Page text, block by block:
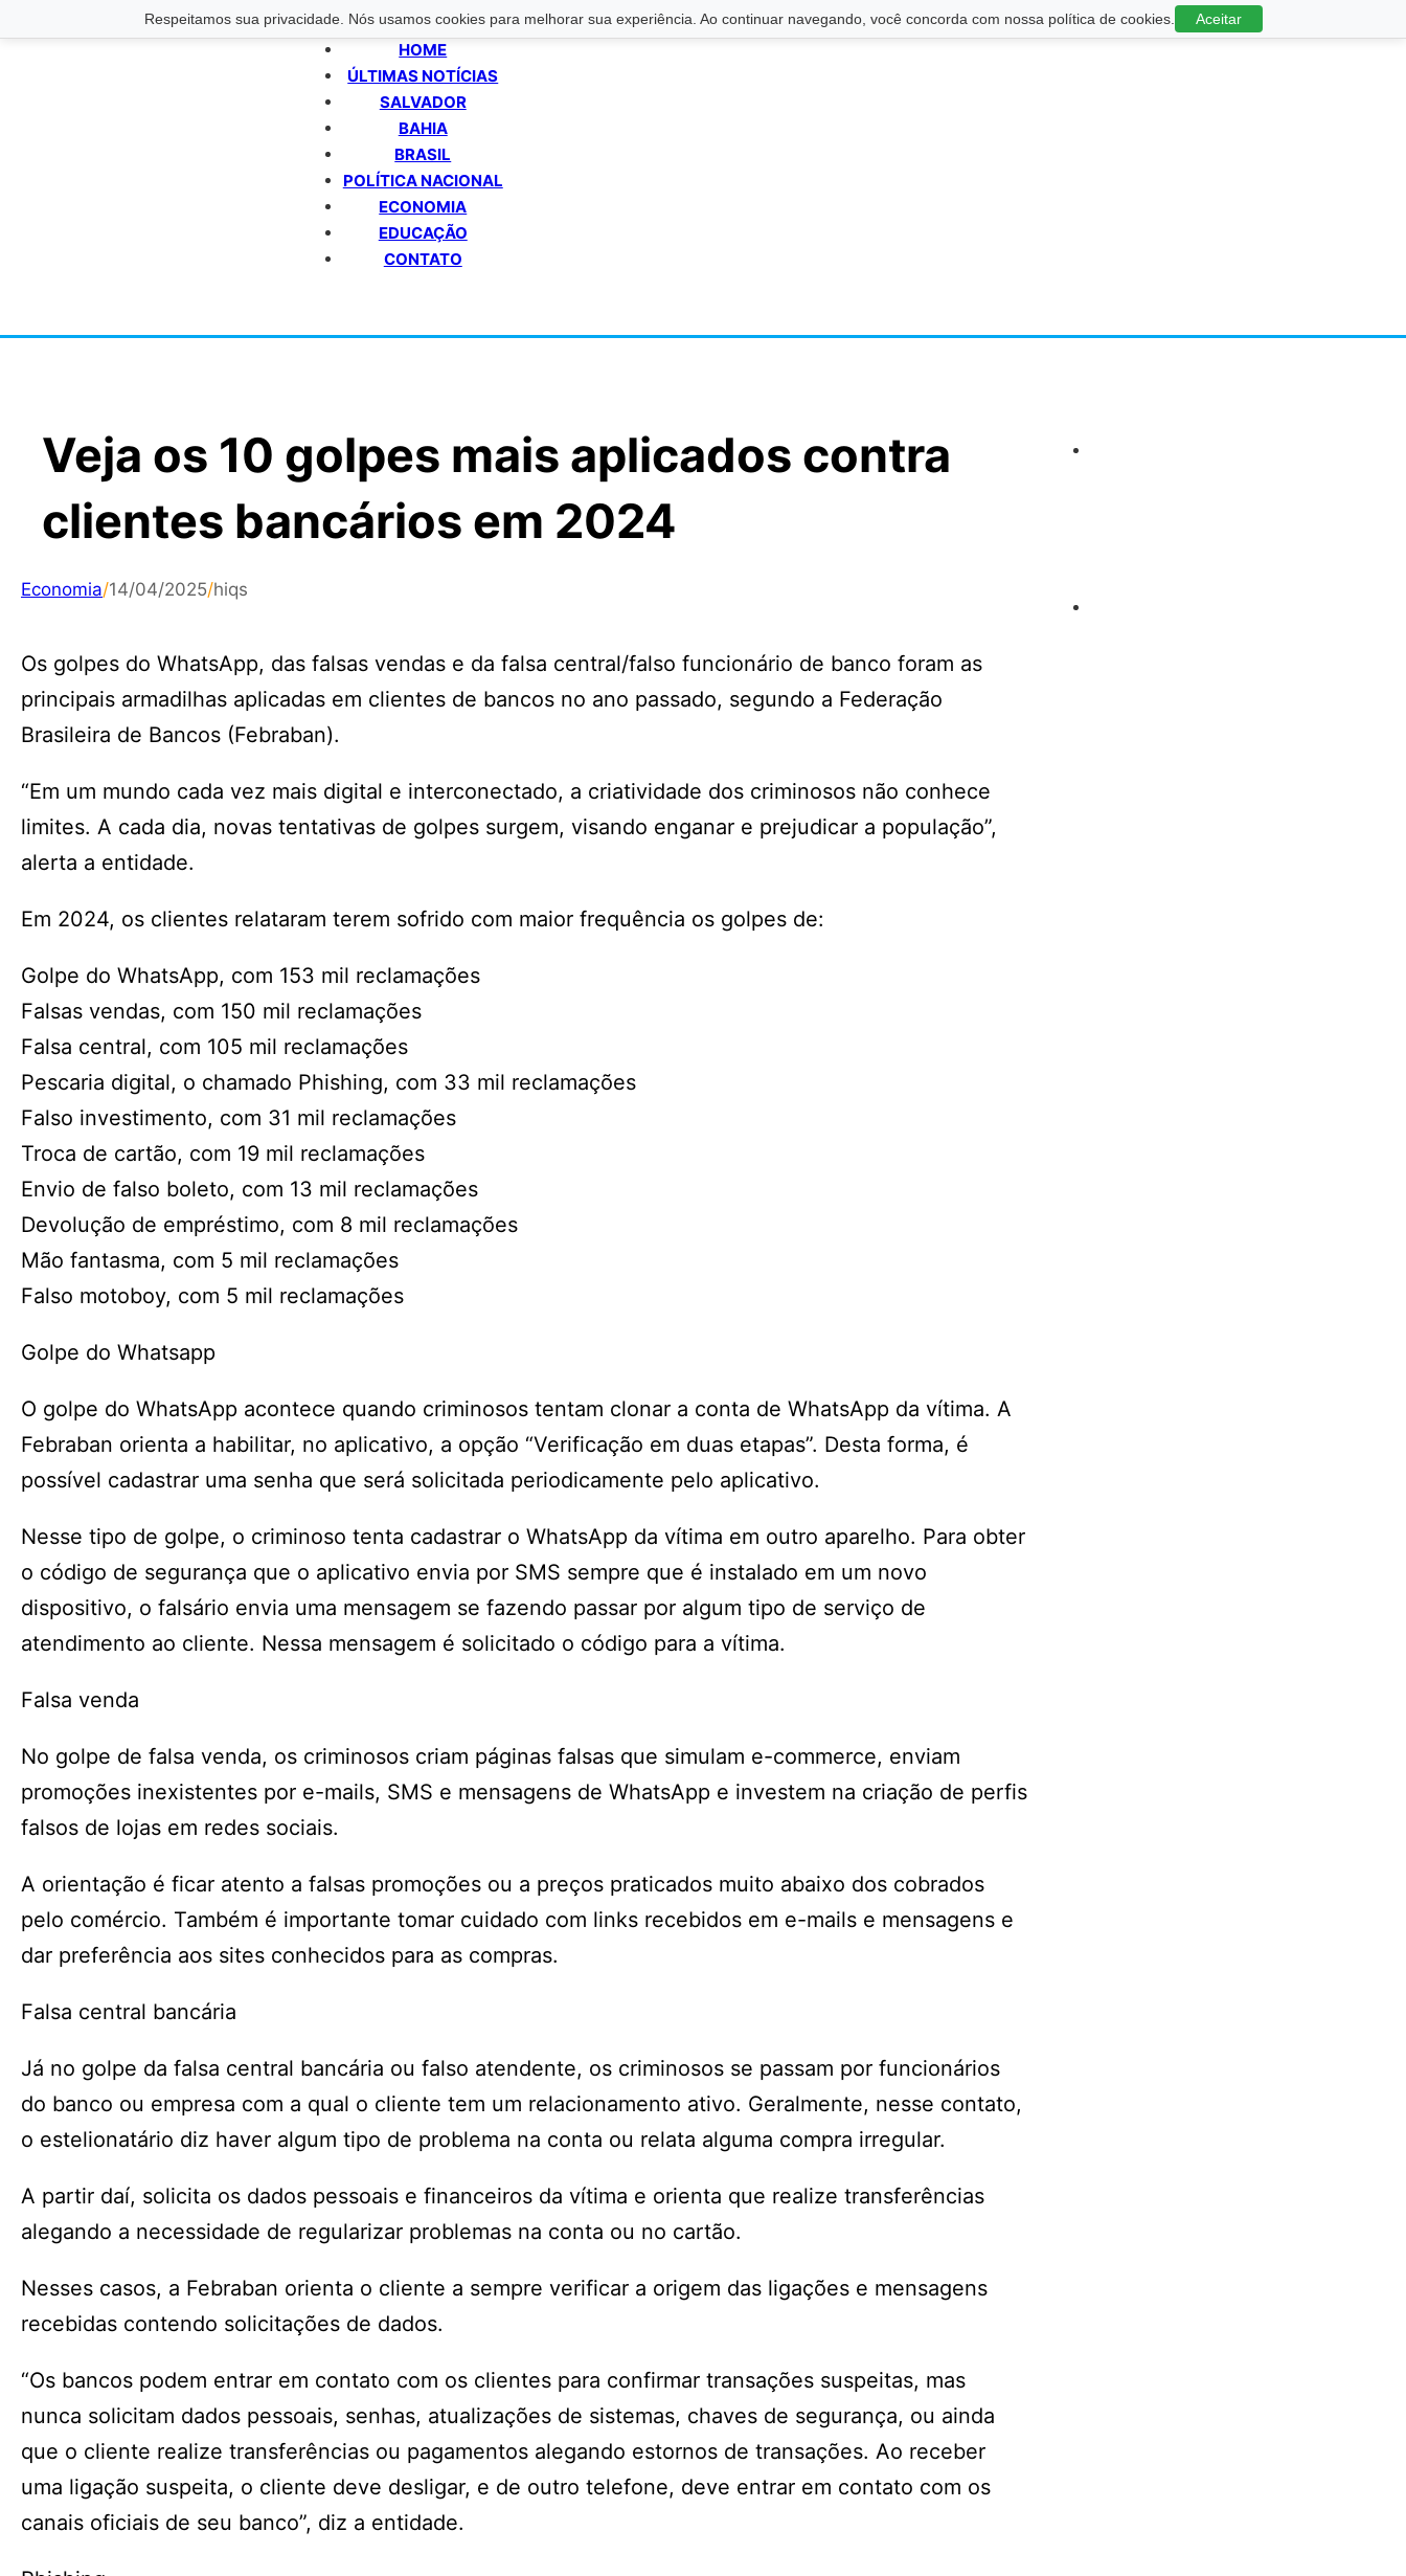
Respeitamos sua privacidade. Nós usamos cookies para melhorar sua experiência. Ao continuar navegando, você concorda com nossa política de cookies. Aceitar
HOME
ÚLTIMAS NOTÍCIAS
SALVADOR
BAHIA
BRASIL
POLÍTICA NACIONAL
ECONOMIA
EDUCAÇÃO
CONTATO
Veja os 10 golpes mais aplicados contra
clientes bancários em 2024
Economia/14/04/2025/hiqs
Os golpes do WhatsApp, das falsas vendas e da falsa central/falso funcionário de banco foram as
principais armadilhas aplicadas em clientes de bancos no ano passado, segundo a Federação
Brasileira de Bancos (Febraban).
“Em um mundo cada vez mais digital e interconectado, a criatividade dos criminosos não conhece
limites. A cada dia, novas tentativas de golpes surgem, visando enganar e prejudicar a população”,
alerta a entidade.
Em 2024, os clientes relataram terem sofrido com maior frequência os golpes de:
Golpe do WhatsApp, com 153 mil reclamações
Falsas vendas, com 150 mil reclamações
Falsa central, com 105 mil reclamações
Pescaria digital, o chamado Phishing, com 33 mil reclamações
Falso investimento, com 31 mil reclamações
Troca de cartão, com 19 mil reclamações
Envio de falso boleto, com 13 mil reclamações
Devolução de empréstimo, com 8 mil reclamações
Mão fantasma, com 5 mil reclamações
Falso motoboy, com 5 mil reclamações
Golpe do Whatsapp
O golpe do WhatsApp acontece quando criminosos tentam clonar a conta de WhatsApp da vítima. A
Febraban orienta a habilitar, no aplicativo, a opção “Verificação em duas etapas”. Desta forma, é
possível cadastrar uma senha que será solicitada periodicamente pelo aplicativo.
Nesse tipo de golpe, o criminoso tenta cadastrar o WhatsApp da vítima em outro aparelho. Para obter
o código de segurança que o aplicativo envia por SMS sempre que é instalado em um novo
dispositivo, o falsário envia uma mensagem se fazendo passar por algum tipo de serviço de
atendimento ao cliente. Nessa mensagem é solicitado o código para a vítima.
Falsa venda
No golpe de falsa venda, os criminosos criam páginas falsas que simulam e-commerce, enviam
promoções inexistentes por e-mails, SMS e mensagens de WhatsApp e investem na criação de perfis
falsos de lojas em redes sociais.
A orientação é ficar atento a falsas promoções ou a preços praticados muito abaixo dos cobrados
pelo comércio. Também é importante tomar cuidado com links recebidos em e-mails e mensagens e
dar preferência aos sites conhecidos para as compras.
Falsa central bancária
Já no golpe da falsa central bancária ou falso atendente, os criminosos se passam por funcionários
do banco ou empresa com a qual o cliente tem um relacionamento ativo. Geralmente, nesse contato,
o estelionatário diz haver algum tipo de problema na conta ou relata alguma compra irregular.
A partir daí, solicita os dados pessoais e financeiros da vítima e orienta que realize transferências
alegando a necessidade de regularizar problemas na conta ou no cartão.
Nesses casos, a Febraban orienta o cliente a sempre verificar a origem das ligações e mensagens
recebidas contendo solicitações de dados.
“Os bancos podem entrar em contato com os clientes para confirmar transações suspeitas, mas
nunca solicitam dados pessoais, senhas, atualizações de sistemas, chaves de segurança, ou ainda
que o cliente realize transferências ou pagamentos alegando estornos de transações. Ao receber
uma ligação suspeita, o cliente deve desligar, e de outro telefone, deve entrar em contato com os
canais oficiais de seu banco”, diz a entidade.